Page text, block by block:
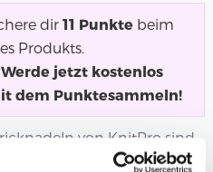
dir 11 Punktebeim
Produkts.
Werde jetzt kostenlos
dem Punktesammeln!
von KnitPro sind
hochwertigem...Mehr